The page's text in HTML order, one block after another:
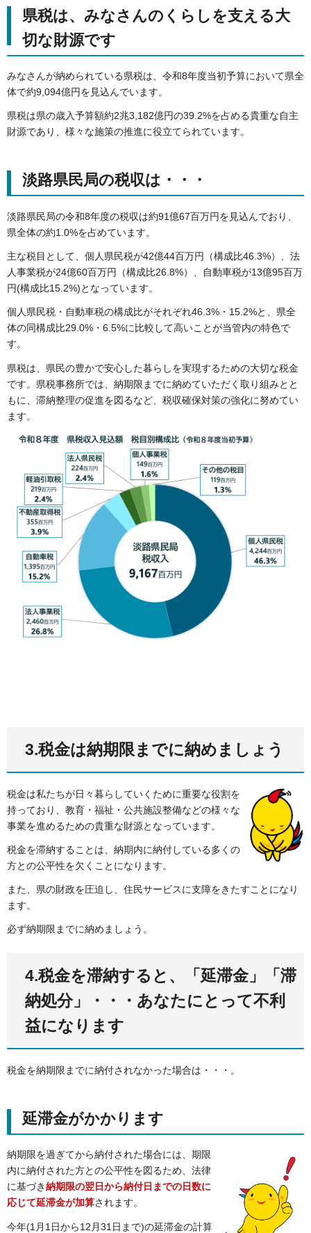
県税は、みなさんのくらしを支える大
切な財源です
みなさんが納められている県税は、令和8年度当初予算において県全
体で約9,094億円を見込んでいます。
県税は県の歳入予算額約2兆3,182億円の39.2%を占める貴重な自主
財源であり、様々な施策の推進に役立てられています。
淡路県民局の税収は・・・
淡路県民局の令和8年度の税収は約91億67百万円を見込んでおり、
県全体の約1.0%を占めています。
主な税目として、個人県民税が42億44百万円（構成比46.3%）、法
人事業税が24億60百万円（構成比26.8%）、自動車税が13億95百万
円(構成比15.2%)となっています。
個人県民税・自動車税の構成比がそれぞれ46.3%・15.2%と、県全
体の同構成比29.0%・6.5%に比較して高いことが当管内の特色で
す。
県税は、県民の豊かで安心した暮らしを実現するための大切な税金
です。県税事務所では、納期限までに納めていただく取り組みとと
もに、滞納整理の促進を図るなど、税収確保対策の強化に努めてい
ます。
3.税金は納期限までに納めましょう
税金は私たちが日々暮らしていくために重要な役割を
持っており、教育・福祉・公共施設整備などの様々な
事業を進めるための貴重な財源となっています。
税金を滞納することは、納期内に納付している多くの
方との公平性を欠くことになります。
また、県の財政を圧迫し、住民サービスに支障をきたすことになり
ます。
必ず納期限までに納めましょう。
4.税金を滞納すると、「延滞金」「滞
納処分」・・・あなたにとって不利
益になります
税金を納期限までに納付されなかった場合は・・・。
延滞金がかかります
納期限を過ぎてから納付された場合には、期限
内に納付された方との公平性を図るため、法律
に基づき納期限の翌日から納付日までの日数に
応じて延滞金が加算されます。
今年(1月1日から12月31日まで)の延滞金の計算